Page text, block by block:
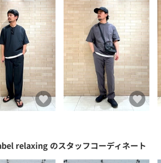
relaxing のスタッフコーディネート